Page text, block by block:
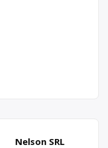
Nelson SRL